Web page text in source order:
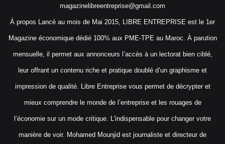
magazinelibreentreprise@gmail.com
À propos Lancé au mois de Mai 2015, LIBRE ENTREPRISE est le 1er
Magazine économique dédié 100% aux PME-TPE au Maroc. À parution
mensuelle, il permet aux annonceurs l’accès à un lectorat bien ciblé,
leur offrant un contenu riche et pratique doublé d’un graphisme et
impression de qualité. Libre Entreprise vous permet de décrypter et
mieux comprendre le monde de l’entreprise et les rouages de
l’économie sur un mode critique. L'indispensable pour changer votre
manière de voir. Mohamed Mounjid est journaliste et directeur de